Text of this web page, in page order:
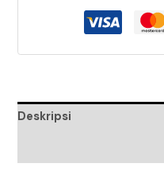
Deskripsi